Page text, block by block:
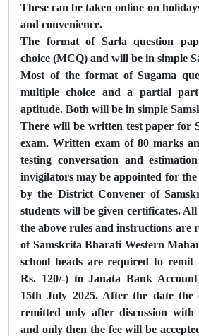
These can be taken online on
and convenience.
The format of Sarla question
choice (MCQ) and will be in simple
Most of the format of Sugama
multiple choice and a partial
aptitude. Both will be in simple
There will be written test paper for
exam. Written exam of 80 marks
testing conversation and
invigilators may be appointed for
by the District Convener of
students will be given certificates.
the above rules and instructions are
of Samskrita Bharati Western
school heads are required to remit
Rs. 120/-) to Janata Bank
15th July 2025. After the date the
remitted only after discussion with
and only then the fee will be